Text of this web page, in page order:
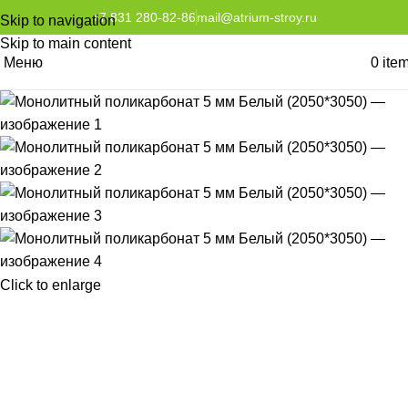
Skip to navigation
Skip to main content
+7 831 280-82-86mail@atrium-stroy.ru
Меню 0
Click to enlarge